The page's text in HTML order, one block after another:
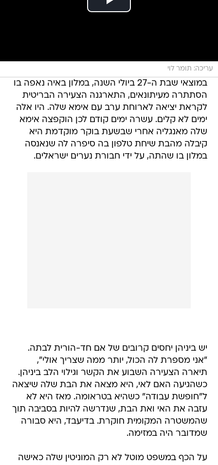
עריכה: תומר לוי
במוצאי שבת ה-27 ביולי השנה, במלון באיה נאפה בו
הסתתרה מעיתונאים, התארגנה הצעירה הבריטית
לקראת יציאה לארוחת ערב עם אימא שלה. היו אלה
ימים לא קלים. עשרה ימים קודם לכן הוקפצה אימא
שלה מאנגליה אחרי שבשעת בוקר מוקדמת היא
קיבלה מהבת שיחת טלפון בה סיפרה לה שנאנסה
במלון בו שהתה, על ידי חבורת נערים ישראלים.
יש ביניהן יחסים קרובים של אם חד-הורית לבתה.
"אני מספרת לה הכול, יותר ממה שצריך אולי",
תיארה הצעירה השבוע את הקשר וגילוי הלב ביניהן.
כשהגיעה האם לאי, היא מצאה את הבת שלה שיצאה
ל"חופשת עבודה" כשהיא בטראומה. מאז היא לא
עזבה את האי ואת הבת, שנדרשה להיות בסביבה תוך
שהמשטרה המקומית חוקרת. בדיעבד, היא סבורה
שמדובר היה במזימה.
על הכף במשפט מוטל לא רק המוניטין שלה כאישה